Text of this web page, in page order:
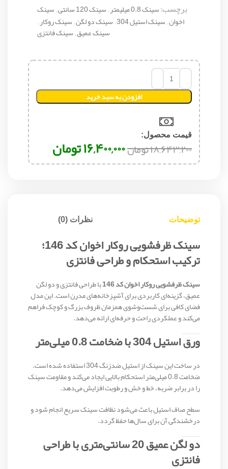
برچسب:سینک 0.8 میلیمتر ,سینک 120 سانتی ,سینک
اخوان,سینک استیل 304 ,سینک دو لگن,سینک روکار,
سینک عمیق,سینک فانتزی
افزودن به سبد خرید
قیمت محصول:​
۱۸,۶۴۳,۲۰۰تومان۱۶,۴۰۰,۰۰۰تومان
توضیحات نظرات (0)
سینک ظرفشویی روکار اخوان کد 146؛
ترکیب استحکام و طراحی فانتزی
سینک ظرفشویی روکار اخوان کد 146 با طراحی فانتزی و دو لگن
عمیق، گزینه‌ای کاربردی برای آشپزخانه‌های مدرن است. این مدل
فضای کافی برای شست‌وشوی همزمان ظروف بزرگ و کوچک فراهم
می‌کند و عملکردی راحت و حرفه‌ای ارائه می‌دهد.
ورق استیل 304 با ضخامت 0.8 میلی‌متر
در ساخت این سینک از استیل ضدزنگ 304 استفاده شده است.
ضخامت 0.8 میلی‌متر استحکام بالایی ایجاد می‌کند و مقاومت سینک
را در برابر ضربه، خط و خش و رطوبت افزایش می‌دهد.
سطح صاف استیل باعث می‌شود نظافت سینک سریع انجام شود و
درخشندگی آن برای سال‌ها حفظ گردد.
دو لگن عمیق 20 سانتی‌متری با طراحی
فانتزی